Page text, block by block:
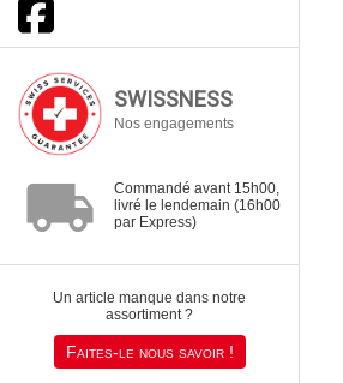
SWISSNESS
Nos engagements
local_shipping
Commandé avant 15h00,
livré le lendemain (16h00
par Express)
Un article manque dans notre
assortiment ?
Faites-le nous savoir !